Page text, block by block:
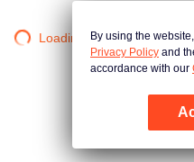
Loading…By using the
Privacy Policy and
accordance with our